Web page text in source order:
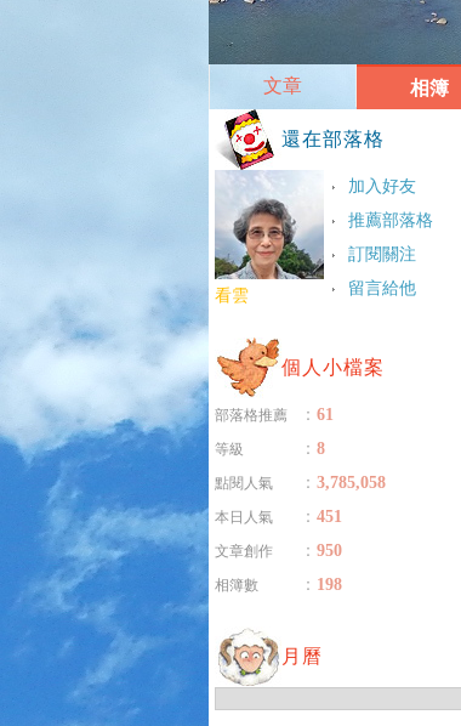
文章 相簿
還在部落格
加入好友
推薦部落格
訂閱關注
留言給他
看雲
個人小檔案
部落格推薦 ： 61
等級 ： 8
點閱人氣 ： 3,785,058
本日人氣 ： 451
文章創作 ： 950
相簿數 ： 198
月曆